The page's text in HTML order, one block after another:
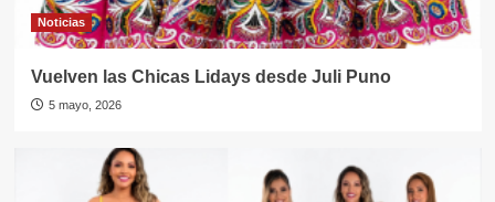
Noticias
Vuelven las Chicas Lidays desde Juli Puno
5 mayo, 2026